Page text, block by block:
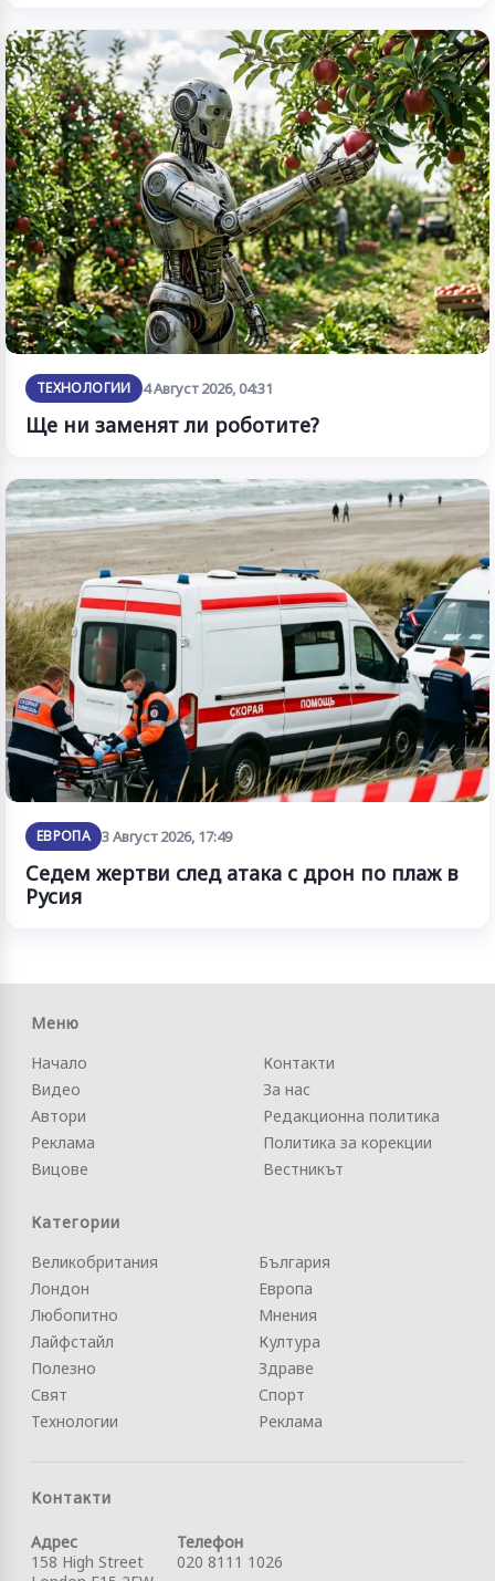
ТЕХНОЛОГИИ 4 Август 2026, 04:31
Ще ни заменят ли роботите?
ЕВРОПА 3 Август 2026, 17:49
Седем жертви след атака с дрон по плаж в
Русия
Меню
Начало
Видео
Автори
Реклама
Вицове
Контакти
За нас
Редакционна политика
Политика за корекции
Вестникът
Категории
Великобритания
Лондон
Любопитно
Лайфстайл
Полезно
Свят
Технологии
България
Европа
Мнения
Култура
Здраве
Спорт
Реклама
Контакти
Адрес
158 High Street
Телефон
020 8111 1026